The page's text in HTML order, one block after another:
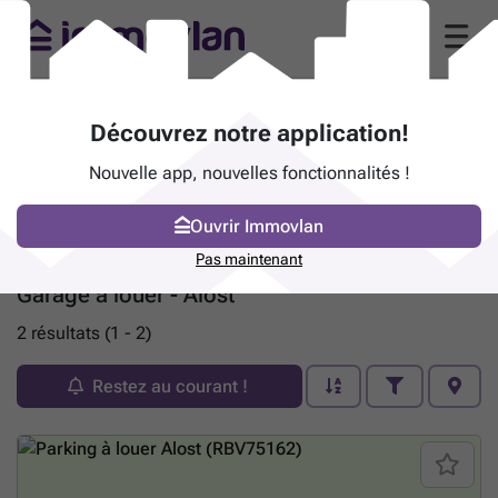
Garage à louer - Alost
2 résultats (1 - 2)
Restez au courant !
Découvrez notre application!
Nouvelle app, nouvelles fonctionnalités !
Ouvrir Immovlan
Pas maintenant